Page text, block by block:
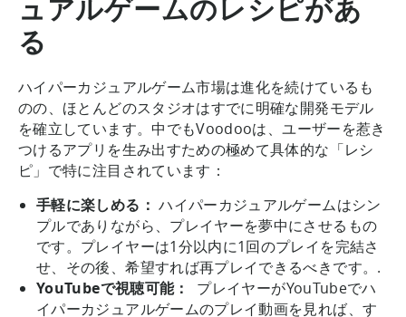
ュアルゲームのレシピがあ
る
ハイパーカジュアルゲーム市場は進化を続けているも
のの、ほとんどのスタジオはすでに明確な開発モデル
を確立しています。中でもVoodooは、ユーザーを惹き
つけるアプリを生み出すための極めて具体的な「レシ
ピ」で特に注目されています：
手軽に楽しめる： ハイパーカジュアルゲームはシン
プルでありながら、プレイヤーを夢中にさせるもの
です。プレイヤーは1分以内に1回のプレイを完結さ
せ、その後、希望すれば再プレイできるべきです。.
YouTubeで視聴可能：
プレイヤーがYouTubeでハ
イパーカジュアルゲームのプレイ動画を見れば、す